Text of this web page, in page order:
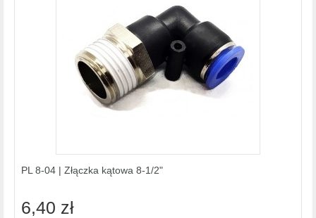
PL 8-04 | Złączka kątowa 8-1/2"
6,40 zł